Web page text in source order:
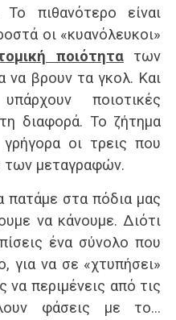
Το πιθανότερο είναι
οι «κυανόλευκοι»
ποιότητατων
να βρουν τα γκολ. Και
ποιοτικές
διαφορά. Το ζήτημα
οι τρεις που
των μεταγραφών.
πατάμε στα πόδια μας
να κάνουμε. Διότι
ένα σύνολο που
για να σε «χτυπήσει»
να περιμένεις από τις
φάσεις με το…